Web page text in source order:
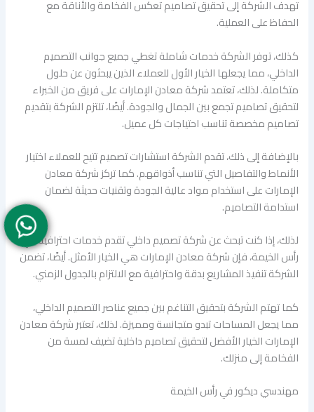
تهدف الشركة إلى تحقيق تصاميم تعكس الفخامة والأناقة مع
الحفاظ على العملية.
كذلك، توفر الشركة خدمات شاملة تغطي جميع جوانب التصميم
الداخلي، مما يجعلها الخيار الأول للعملاء الذين يبحثون عن حلول
متكاملة. لذلك، تعتمد شركة معادن الإمارات على فريق من الخبراء
لتحقيق تصاميم تجمع بين الجمال والجودة. أيضًا، تلتزم الشركة بتقديم
تصاميم مخصصة تناسب احتياجات كل عميل.
بالإضافة إلى ذلك، تقدم الشركة استشارات تصميم تتيح للعملاء اختيار
الأنماط والتفاصيل التي تناسب أذواقهم. كما تركز شركة معادن
الإمارات على استخدام مواد عالية الجودة وتقنيات حديثة لضمان
استدامة التصاميم.
لذلك، إذا كنت تبحث عن شركة تصميم داخلي تقدم خدمات احترافية في
رأس الخيمة، فإن شركة معادن الإمارات هي الخيار الأمثل. أيضًا، تضمن
الشركة تنفيذ المشاريع بدقة واحترافية مع الالتزام بالجدول الزمني.
كما تهتم الشركة بتحقيق التناغم بين جميع عناصر التصميم الداخلي،
مما يجعل المساحات تبدو متجانسة ومميزة. لذلك، تعتبر شركة معادن
الإمارات الخيار الأفضل لتحقيق تصاميم داخلية تضيف لمسة من
الفخامة إلى منزلك.
مهندسي ديكور في رأس الخيمة